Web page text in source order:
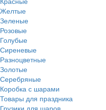
Желтые
Зеленые
Розовые
Голубые
Сиреневые
Разноцветные
Золотые
Серебряные
Коробка с шарами
Товары для праздника
Грузики для шаров